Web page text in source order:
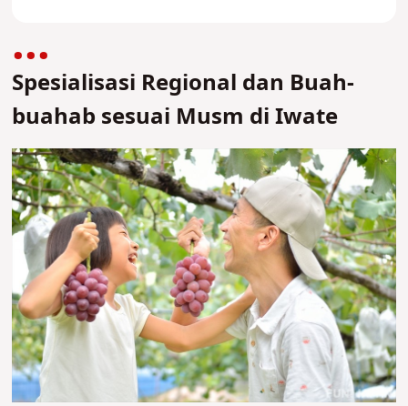
Spesialisasi Regional dan Buah-
buahab sesuai Musm di Iwate